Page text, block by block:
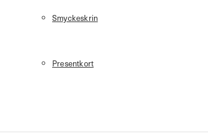
Smyckeskrin
Presentkort